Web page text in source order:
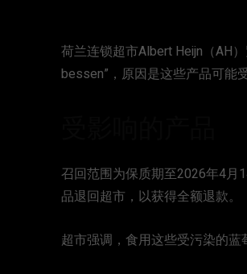
荷兰连锁超市Albert Heijn（AH
bessen”，原因是这些产品可能
召回范围为保质期至2026年4月
品退回超市，以获得全额退款。
超市强调，食用这些受污染的蓝